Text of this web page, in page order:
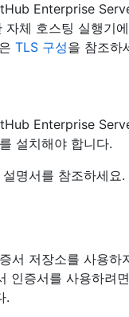
Enterprise
체 호스팅 실행기
TLS 구성을 참조하
Enterprise
설치해야 합니다.
명서를 참조하세요.
서 저장소를 사용하
인증서를 사용하려
.